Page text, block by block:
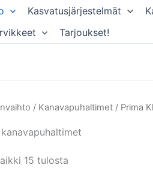
Kasvatusjärjestelmät
Tarjoukset!
/ Kanavapuhaltimet/ Prima
15 tulosta